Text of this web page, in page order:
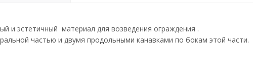
и эстетичный материал для возведения ограждения .
частью и двумя продольными канавками по бокам этой части.